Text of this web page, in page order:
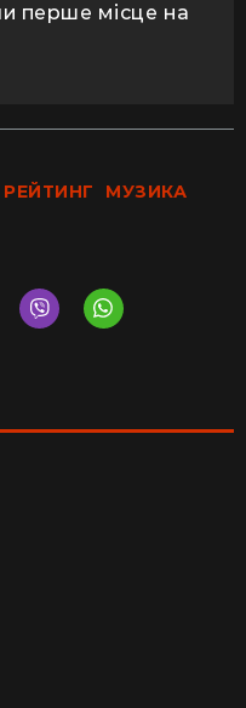
перше місце на
РЕЙТИНГ
МУЗИКА